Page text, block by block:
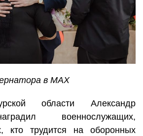
в MAX
области Александр
военнослужащих,
кто трудится на оборонных